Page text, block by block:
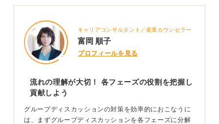
キャリアコンサルタント／産業カウンセラー
富岡 順子
プロフィールを見る
流れの理解が大切！ 各フェーズの役割を把握し
貢献しよう
グループディスカッションの対策を効率的におこなうに
は、まずグループディスカッションを各フェーズに分解